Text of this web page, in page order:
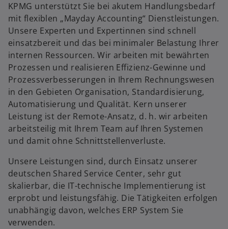
n
e
u
e
n
R
e
g
i
s
e
r
k
a
r
r
n
e
u
e
n
R
e
g
i
s
t
e
r
k
a
r
t
KPMG unterstützt Sie bei akutem Handlungsbedarf
mit flexiblen „Mayday Accounting“ Dienstleistungen.
Unsere Experten und Expertinnen sind schnell
einsatzbereit und das bei minimaler Belastung Ihrer
internen Ressourcen. Wir arbeiten mit bewährten
Prozessen und realisieren Effizienz-Gewinne und
Prozessverbesserungen in Ihrem Rechnungswesen
in den Gebieten Organisation, Standardisierung,
Automatisierung und Qualität. Kern unserer
Leistung ist der Remote-Ansatz, d. h. wir arbeiten
arbeitsteilig mit Ihrem Team auf Ihren Systemen
und damit ohne Schnittstellenverluste.
Unsere Leistungen sind, durch Einsatz unserer
deutschen Shared Service Center, sehr gut
skalierbar, die IT-technische Implementierung ist
erprobt und leistungsfähig. Die Tätigkeiten erfolgen
unabhängig davon, welches ERP System Sie
verwenden.